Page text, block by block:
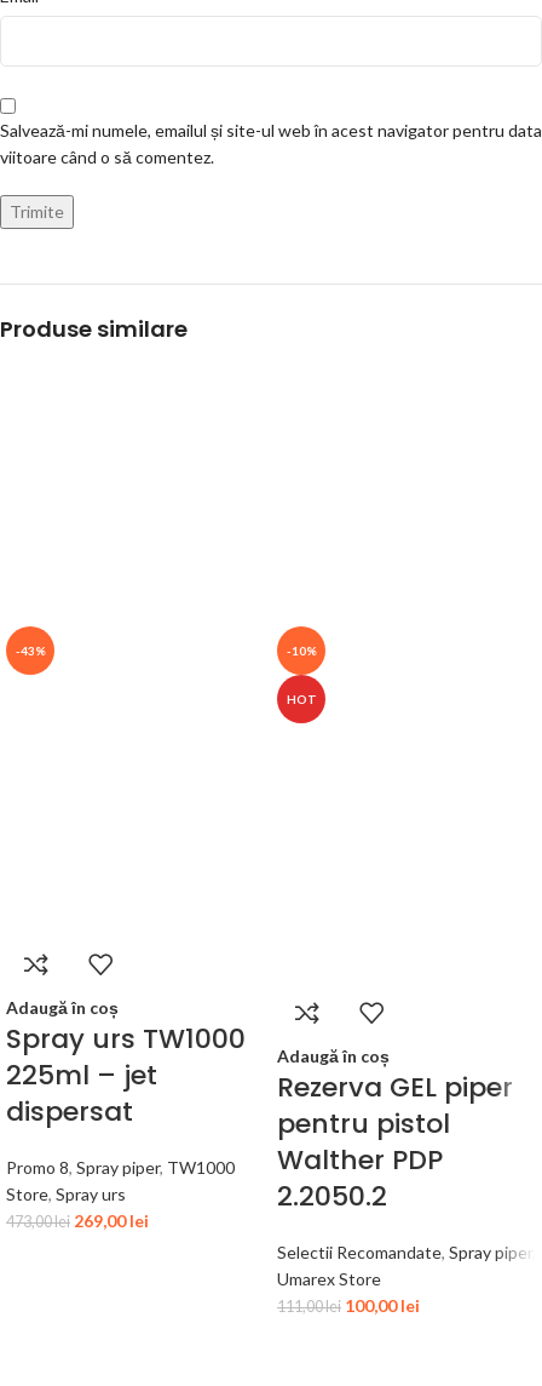
Salvează-mi numele, emailul și site-ul web în acest navigator pentru data
viitoare când o să comentez.
Produse similare
-43%
Adaugă în coș
Spray urs TW1000
225ml – jet
dispersat
Promo 8, Spray piper, TW1000
Store, Spray urs
473,00lei 269,00lei
-10%
HOT
Adaugă în coș
Rezerva GEL piper
pentru pistol
Walther PDP
2.2050.2
Selectii Recomandate, Spray piper
Umarex Store
111,00lei 100,00lei